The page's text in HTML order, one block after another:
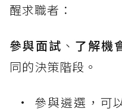
醒求職者：
參與面試 、 了解機
同的決策階段。
參與遴選，可